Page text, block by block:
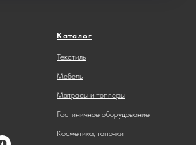
Каталог
Текстиль
Мебель
Матрасы и топперы
Гостиничное оборудование
Косметика, тапочки